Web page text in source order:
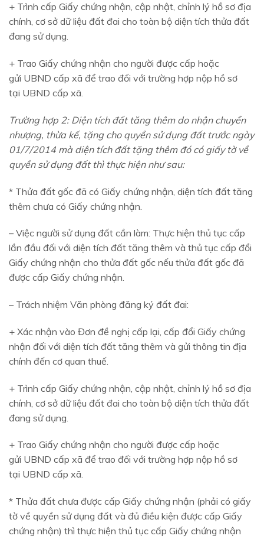
+ Trình cấp Giấy chứng nhận, cập nhật, chỉnh lý hồ sơ địa
chính, cơ sở dữ liệu đất đai cho toàn bộ diện tích thửa đất
đang sử dụng.
+ Trao Giấy chứng nhận cho người được cấp hoặc
gửi UBND cấp xã để trao đối với trường hợp nộp hồ sơ
tại UBND cấp xã.
Trường hợp 2: Diện tích đất tăng thêm do nhận chuyển
nhượng, thừa kế, tặng cho quyền sử dụng đất trước ngày
01/7/2014 mà diện tích đất tặng thêm đó có giấy tờ về
quyền sử dụng đất thì thực hiện như sau:
* Thửa đất gốc đã có Giấy chứng nhận, diện tích đất tăng
thêm chưa có Giấy chứng nhận.
– Việc người sử dụng đất cần làm: Thực hiện thủ tục cấp
lần đầu đối với diện tích đất tăng thêm và thủ tục cấp đổi
Giấy chứng nhận cho thửa đất gốc nếu thửa đất gốc đã
được cấp Giấy chứng nhận.
– Trách nhiệm Văn phòng đăng ký đất đai:
+ Xác nhận vào Đơn đề nghị cấp lại, cấp đổi Giấy chứng
nhận đối với diện tích đất tăng thêm và gửi thông tin địa
chính đến cơ quan thuế.
+ Trình cấp Giấy chứng nhận, cập nhật, chỉnh lý hồ sơ địa
chính, cơ sở dữ liệu đất đai cho toàn bộ diện tích thửa đất
đang sử dụng.
+ Trao Giấy chứng nhận cho người được cấp hoặc
gửi UBND cấp xã để trao đối với trường hợp nộp hồ sơ
tại UBND cấp xã.
* Thửa đất chưa được cấp Giấy chứng nhận (phải có giấy
tờ về quyền sử dụng đất và đủ điều kiện được cấp Giấy
chứng nhận) thì thực hiện thủ tục cấp Giấy chứng nhận